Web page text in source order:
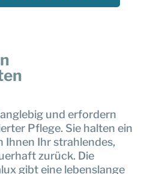
und erfordern
Pflege. Sie halten ein
Ihnen Ihr strahlendes,
zurück. Die
gibt eine lebenslange